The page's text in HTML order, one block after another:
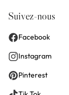
Suivez-nous
Facebook
Instagram
Pinterest